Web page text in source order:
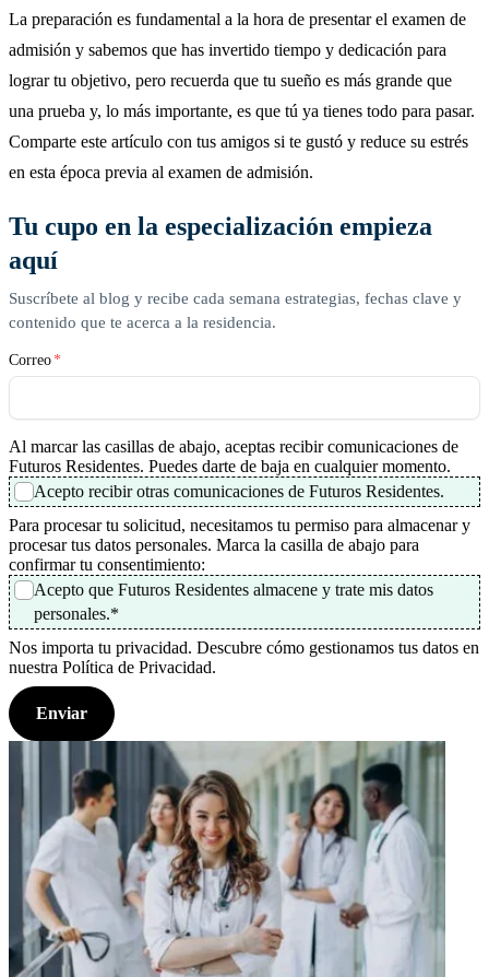
La preparación es fundamental a la hora de presentar el examen de
admisión y sabemos que has invertido tiempo y dedicación para
lograr tu objetivo, pero recuerda que tu sueño es más grande que
una prueba y, lo más importante, es que tú ya tienes todo para pasar.
Comparte este artículo con tus amigos si te gustó y reduce su estrés
en esta época previa al examen de admisión.
Tu cupo en la especialización empieza
aquí
Suscríbete al blog y recibe cada semana estrategias, fechas clave y
contenido que te acerca a la residencia.
Correo *
Al marcar las casillas de abajo, aceptas recibir comunicaciones de
Futuros Residentes. Puedes darte de baja en cualquier momento.
Acepto recibir otras comunicaciones de Futuros Residentes.
Para procesar tu solicitud, necesitamos tu permiso para almacenar y
procesar tus datos personales. Marca la casilla de abajo para
confirmar tu consentimiento:
Acepto que Futuros Residentes almacene y trate mis datos
personales.*
Nos importa tu privacidad. Descubre cómo gestionamos tus datos en
nuestra Política de Privacidad.